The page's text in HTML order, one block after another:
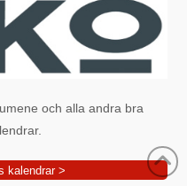
och alla andra bra
kalendrar >